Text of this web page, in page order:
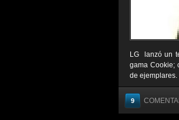
LG lanzó un
gama Cookie;
de ejemplares.
9